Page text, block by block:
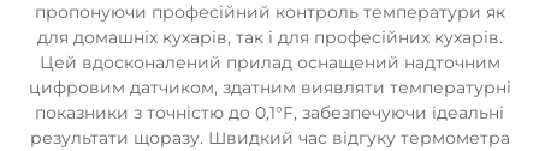
пропонуючи професійний контроль температури як
для домашніх кухарів, так і для професійних кухарів.
Цей вдосконалений прилад оснащений надточним
цифровим датчиком, здатним виявляти температурні
показники з точністю до 0,1°F, забезпечуючи ідеальні
результати щоразу. Швидкий час відгуку термометра